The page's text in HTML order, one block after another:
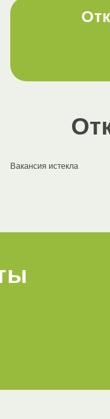
Вакансия истекла